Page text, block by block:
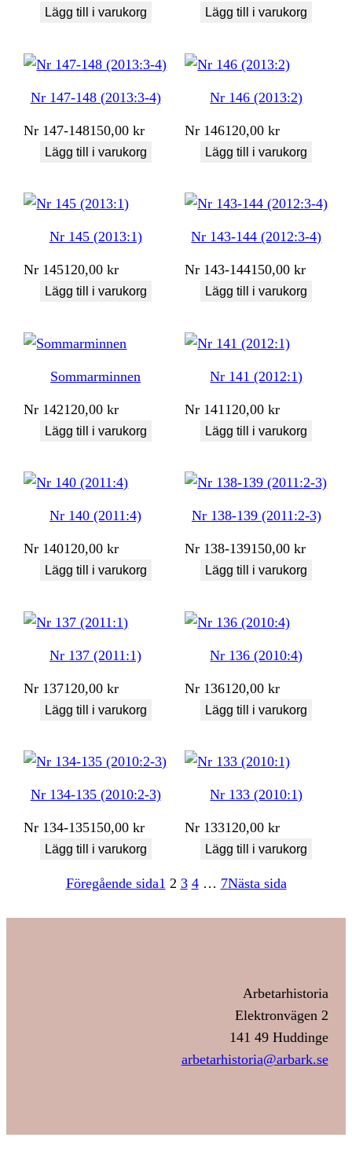
Lägg till i varukorg Lägg till i varukorg
Nr 147-148 (2013:3-4)
Nr 147-148150,00kr
Lägg till i varukorg
Nr 146 (2013:2)
Nr 146120,00kr
Lägg till i varukorg
Nr 145 (2013:1)
Nr 145120,00kr
Lägg till i varukorg
Nr 143-144 (2012:3-4)
Nr 143-144150,00kr
Lägg till i varukorg
Sommarminnen
Nr 142120,00kr
Lägg till i varukorg
Nr 141 (2012:1)
Nr 141 120,00kr
Lägg till i varukorg
Nr 140 (2011:4)
Nr 140120,00kr
Lägg till i varukorg
Nr 138-139 (2011:2-3)
Nr 138-139150,00kr
Lägg till i varukorg
Nr 137 (2011:1)
Nr 137120,00kr
Lägg till i varukorg
Nr 136 (2010:4)
Nr 136120,00kr
Lägg till i varukorg
Nr 134-135 (2010:2-3)
Nr 134-135150,00kr
Lägg till i varukorg
Nr 133 (2010:1)
Nr 133120,00kr
Lägg till i varukorg
Föregående sida1 2 3 4 … 7Nästa sida
Arbetarhistoria
Elektronvägen 2
141 49 Huddinge
arbetarhistoria@arbark.se